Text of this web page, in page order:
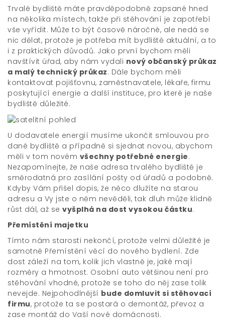
Trvalé bydliště máte pravděpodobně zapsané hned
na několika místech, takže při stěhování je zapotřebí
vše vyřídit. Může to být časově náročné, ale nedá se
nic dělat, protože je potřeba mít bydliště aktuální, a to
i z praktických důvodů. Jako první bychom měli
navštívit úřad, aby nám vydali nový občanský průkaz
a malý technický průkaz. Dále bychom měli
kontaktovat pojišťovnu, zaměstnavatele, lékaře, firmu
poskytující energie a další instituce, pro které je naše
bydliště důležité.
U dodavatele energií musíme ukončit smlouvou pro
dané bydliště a případně si sjednat novou, abychom
měli v tom novém všechny potřebné energie.
Nezapomínejte, že naše adresa trvalého bydliště je
směrodatná pro zasílání pošty od úřadů a podobně.
Kdyby Vám přišel dopis, že něco dlužíte na starou
adresu a Vy jste o něm nevěděli, tak dluh může klidně
růst dál, až se vyšplhá na dost vysokou částku.
Přemístění majetku
Tímto nám starosti nekončí, protože velmi důležité je
samotné Přemístění věcí do nového bydlení. Zde
dost záleží na tom, kolik jich vlastně je, jaké mají
rozměry a hmotnost. Osobní auto většinou není pro
stěhování vhodné, protože se toho do něj zase tolik
nevejde. Nejpohodlnější bude domluvit si stěhovací
firmu, protože ta se postará o demontáž, převoz a
zase montáž do Vaší nové domácnosti.